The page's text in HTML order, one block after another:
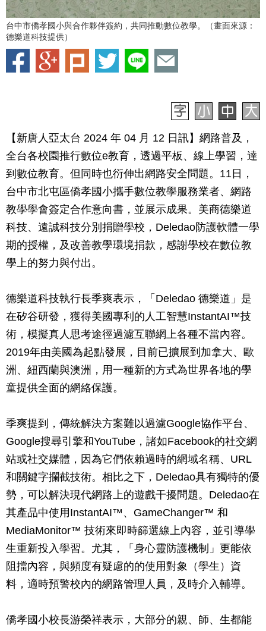
台中市僑孝國小與合作夥伴簽約，共同推動數位教學。（畫面來源：
德樂道科技提供）
【新唐人亞太台 2024 年 04 月 12 日訊】 網路普及，
全台各校園推行數位e教育，透過平板、線上學習，達
到數位教育。但同時也衍伸出網路安全問題。11日，
台中市北屯區僑孝國小攜手數位教學服務業者、網路
教學學會簽定合作意向書，並展示成果。美商德樂道
科技、遠誠科技分別捐贈學校，Deledao防護軟體一學
期的授權，及改善教學環境捐款，感謝學校在數位教
學上的努力與付出。
德樂道科技執行長季爽表示，「Deledao 德樂道」是
在矽谷研發，獲得美國專利的人工智慧InstantAI™技
術，模擬真人思考途徑過濾互聯網上各種不當內容。
2019年由美國為起點發展，目前已擴展到加拿大、歐
洲、紐西蘭與澳洲，用一種新的方式為世界各地的學
童提供全面的網絡保護。
季爽提到，傳統解決方案難以過濾Google協作平台、
Google搜尋引擎和YouTube，諸如Facebook的社交網
站或社交媒體，因為它們依賴過時的網域名稱、URL
和關鍵字攔截技術。相比之下，Deledao具有獨特的優
勢，可以解決現代網路上的遊戲干擾問題。Deledao在
其產品中使用InstantAI™、GameChanger™ 和
MediaMonitor™ 技術來即時篩選線上內容，並引導學
生重新投入學習。尤其，「身心靈防護機制」更能依
阻擋內容，與頻度有疑慮的的使用對象（學生）資
料，適時預警校內的網路管理人員，及時介入輔導。
僑孝國小校長游榮祥表示，大部分的親、師、生都能